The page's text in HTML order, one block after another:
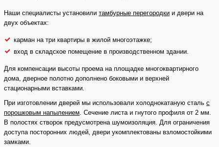
Наши специалисты установили тамбурные перегородки и двери на
двух объектах:
карман на три квартиры в жилой многоэтажке;
вход в складское помещение в производственном здании.
Для компенсации высоты проема на площадке многоквартирного
дома, дверное полотно дополнено боковыми и верхней
стационарными вставками.
При изготовлении дверей мы использовали холоднокатаную сталь с
порошковым напылением. Сечение листа и гнутого профиля от 2 мм.
В полостях створок предусмотрена шумоизоляция. Для ограничения
доступа посторонних людей, двери укомплектованы взломостойкими
замками.